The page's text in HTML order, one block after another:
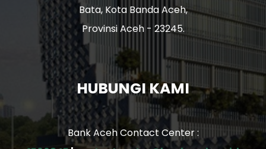
Bata, Kota Banda Aceh,
Provinsi Aceh - 23245.
HUBUNGI KAMI
Bank Aceh Contact Center :